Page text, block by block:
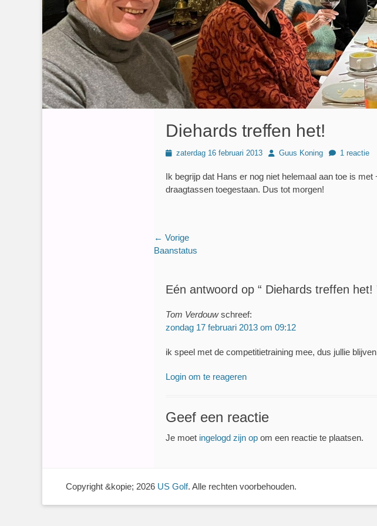
Diehards treffen het!
Geplaatst
zaterdag 16 februari 2013 AuthorGuus Koning 1 reactie
Ik begrijp dat Hans er nog niet helemaal aan toe is
draagtassen toegestaan. Dus tot morgen!
Bericht
navigatie
← Vorige
Vorig
Baanstatus
Eén antwoord op “ Diehards treffen het!
Tom Verdouw schreef:
zondag 17 februari 2013 om 09:12
ik speel met de competitietraining mee, dus jullie
Login om te reageren
Geef een reactie
Je moet ingelogd zijn op om een reactie te plaatsen.
Copyright &kopie; 2026 US Golf. Alle rechten voorbehouden.